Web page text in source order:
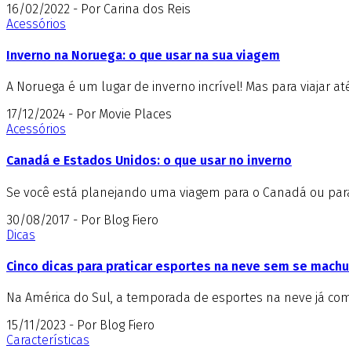
16/02/2022 - Por Carina dos Reis
Acessórios
Inverno na Noruega: o que usar na sua viagem
A Noruega é um lugar de inverno incrível! Mas para viajar
17/12/2024 - Por Movie Places
Acessórios
Canadá e Estados Unidos: o que usar no inverno
Se você está planejando uma viagem para o Canadá ou
30/08/2017 - Por Blog Fiero
Dicas
Cinco dicas para praticar esportes na neve sem se
Na América do Sul, a temporada de esportes na neve já
15/11/2023 - Por Blog Fiero
Características